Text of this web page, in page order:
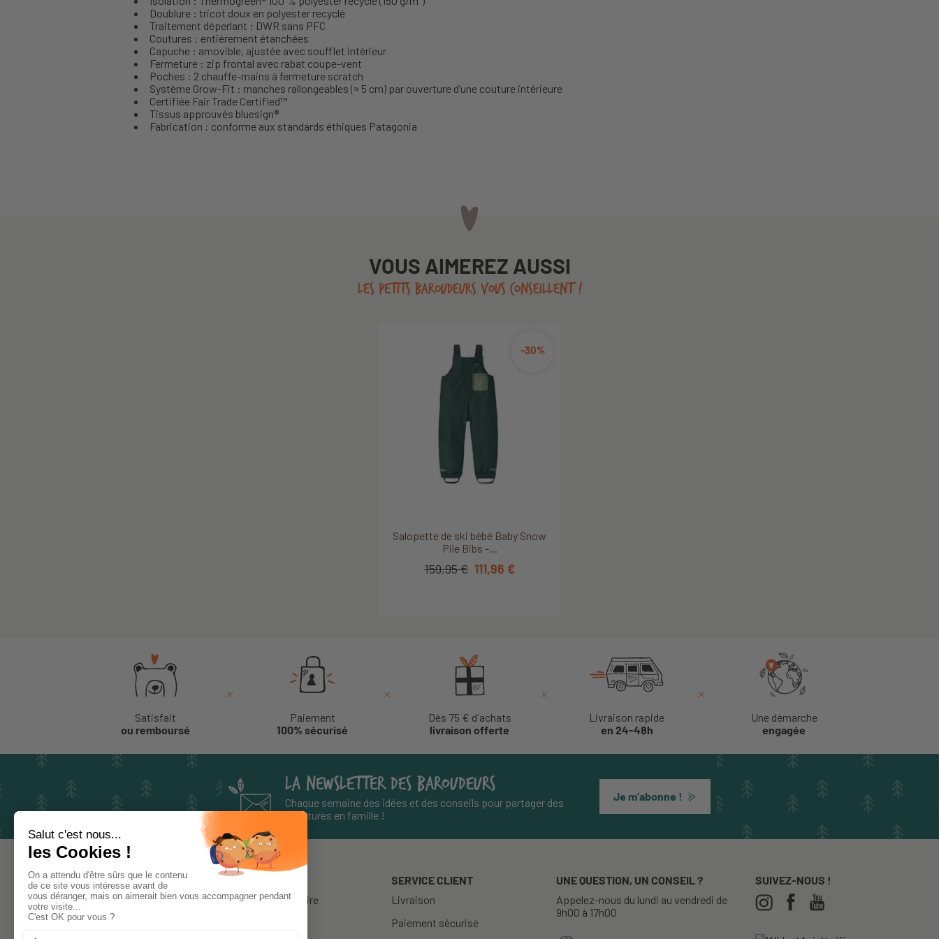
Doublure : tricot doux en polyester recyclé
Traitement déperlant : DWR sans PFC
Coutures : entièrement étanchées
Capuche : amovible, ajustée avec soufflet intérieur
Fermeture : zip frontal avec rabat coupe-vent
Poches : 2 chauffe-mains à fermeture scratch
Système Grow-Fit : manches rallongeables (≈ 5 cm) par ouverture d’une couture intérieure
Certifiée Fair Trade Certified™
Tissus approuvés bluesign®
Fabrication : conforme aux standards éthiques Patagonia
VOUS AIMEREZ AUSSI
LES PETITS BAROUDEURS VOUS CONSEILLENT !
Salopette de ski bébé Baby Snow
Pile Bibs -...
-30%
159,95 € 111,96 €
Satisfait
ou remboursé
Paiement
100% sécurisé
Dès 75 € d'achats
livraison offerte
Livraison rapide
en 24-48h
Une démarche
engagée
LA NEWSLETTER DES BAROUDEURS
Chaque semaine des idées et des conseils pour partager des
aventures en famille !
Je m’abonne !
Notre histoire
SERVICE CLIENT
Livraison
Paiement sécurisé
UNE QUESTION, UN CONSEIL ?
Appelez-nous du lundi au vendredi de
9h00 à 17h00
SUIVEZ-NOUS !